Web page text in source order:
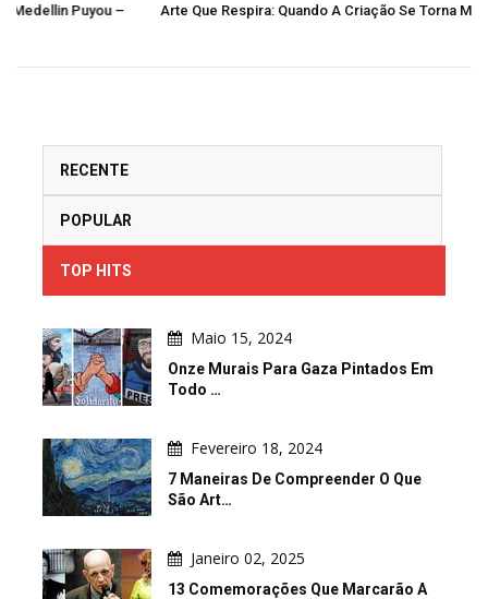
Arte Que Respira: Quando A Criação Se Torna Memória
RECENTE
POPULAR
TOP HITS
Maio 15, 2024
Onze Murais Para Gaza Pintados Em
Todo …
Fevereiro 18, 2024
7 Maneiras De Compreender O Que
São Art…
Janeiro 02, 2025
13 Comemorações Que Marcarão A